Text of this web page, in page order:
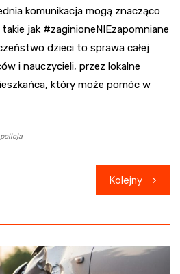
komunikacja mogą znacząco
jak #zaginioneNIEzapomniane
dzieci to sprawa całej
i nauczycieli, przez lokalne
który może pomóc w
Kolejny